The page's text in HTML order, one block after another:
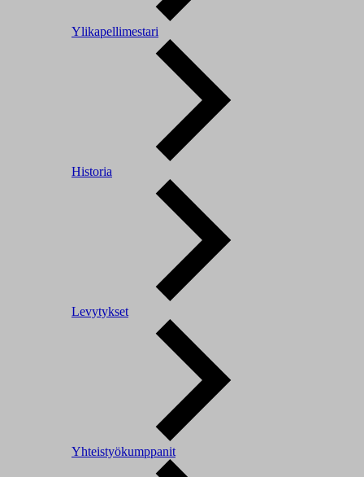
Ylikapellimestari
Historia
Levytykset
Yhteistyökumppanit